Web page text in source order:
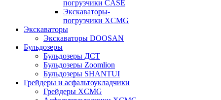
погрузчики CASE
Экскаваторы-
погрузчики XCMG
Экскаваторы
Экскаваторы DOOSAN
Бульдозеры
Бульдозеры ДСТ
Бульдозеры Zoomlion
Бульдозеры SHANTUI
Грейдеры и асфальтоукладчики
Грейдеры XCMG